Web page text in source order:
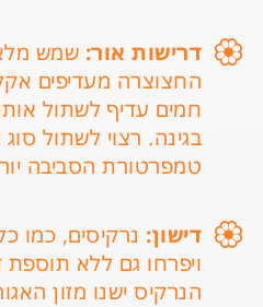
דרישות אור: שמש
החצוצרה מעדיפים
חמים עדיף לשתול
בגינה. רצוי לשתול
טמפרטורת הסביבה
דישון: נרקיסים, כמו
ויפרחו גם ללא תוספת
הנרקיס ישנו מזון